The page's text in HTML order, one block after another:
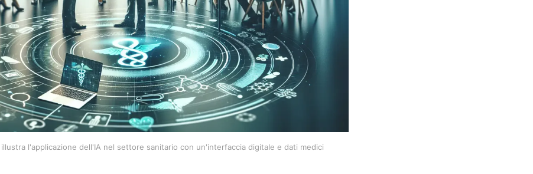
illustra l'applicazione dell'IA nel settore sanitario con un'interfaccia digitale e dati medici